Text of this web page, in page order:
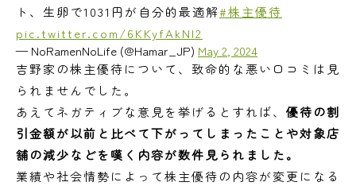
ト、生卵で1031円が自分的最適解#株主優待
pic.twitter.com/6KKyfAkNl2
— NoRamenNoLife (@Hamar_JP) May 2, 2024
吉野家の株主優待について、致命的な悪い口コミは見
られませんでした。
あえてネガティブな意見を挙げるとすれば、 優待の割
引金額が以前と比べて下がってしまったことや対象店
舗の減少などを嘆く内容が数件見られました。
業績や社会情勢によって株主優待の内容が変更になる